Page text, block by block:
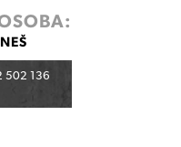
502 136